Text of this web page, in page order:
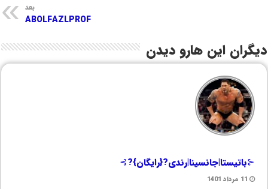
بعد
ABOLFAZLPROF
دیگران این هارو دیدن
⊰باتیستا|جانسینا|رندی?{رایگان}?⊱
11 مرداد 1401